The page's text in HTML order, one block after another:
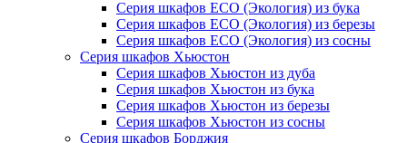
Серия шкафов ECO (Экология) из бука
Серия шкафов ECO (Экология) из березы
Серия шкафов ECO (Экология) из сосны
Серия шкафов Хьюстон
Серия шкафов Хьюстон из дуба
Серия шкафов Хьюстон из бука
Серия шкафов Хьюстон из березы
Серия шкафов Хьюстон из сосны
Серия шкафов Борджия